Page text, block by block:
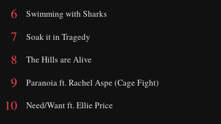
Swimming with Sharks
Soak it in Tragedy
The Hills are Alive
Paranoia ft. Rachel Aspe (Cage Fight)
Need/Want ft. Ellie Price